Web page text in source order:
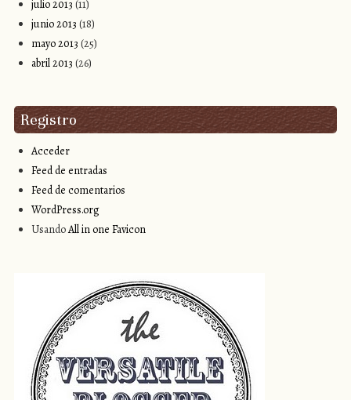
julio 2013 (11)
junio 2013 (18)
mayo 2013 (25)
abril 2013 (26)
Registro
Acceder
Feed de entradas
Feed de comentarios
WordPress.org
UsandoAll in one Favicon